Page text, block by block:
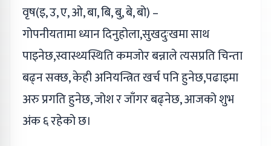
वृष(इ, उ, ए, ओ, बा, बि, बु, बे, बो) –
गोपनीयतामा ध्यान दिनुहोला,सुखदुःखमा साथ
पाइनेछ,स्वास्थ्यस्थिति कमजोर बन्नाले त्यसप्रति चिन्ता
बढ्न सक्छ, केही अनियन्त्रित खर्च पनि हुनेछ,पढाइमा
अरु प्रगति हुनेछ, जोश र जाँगर बढ्नेछ, आजको शुभ
अंक ६ रहेको छ।